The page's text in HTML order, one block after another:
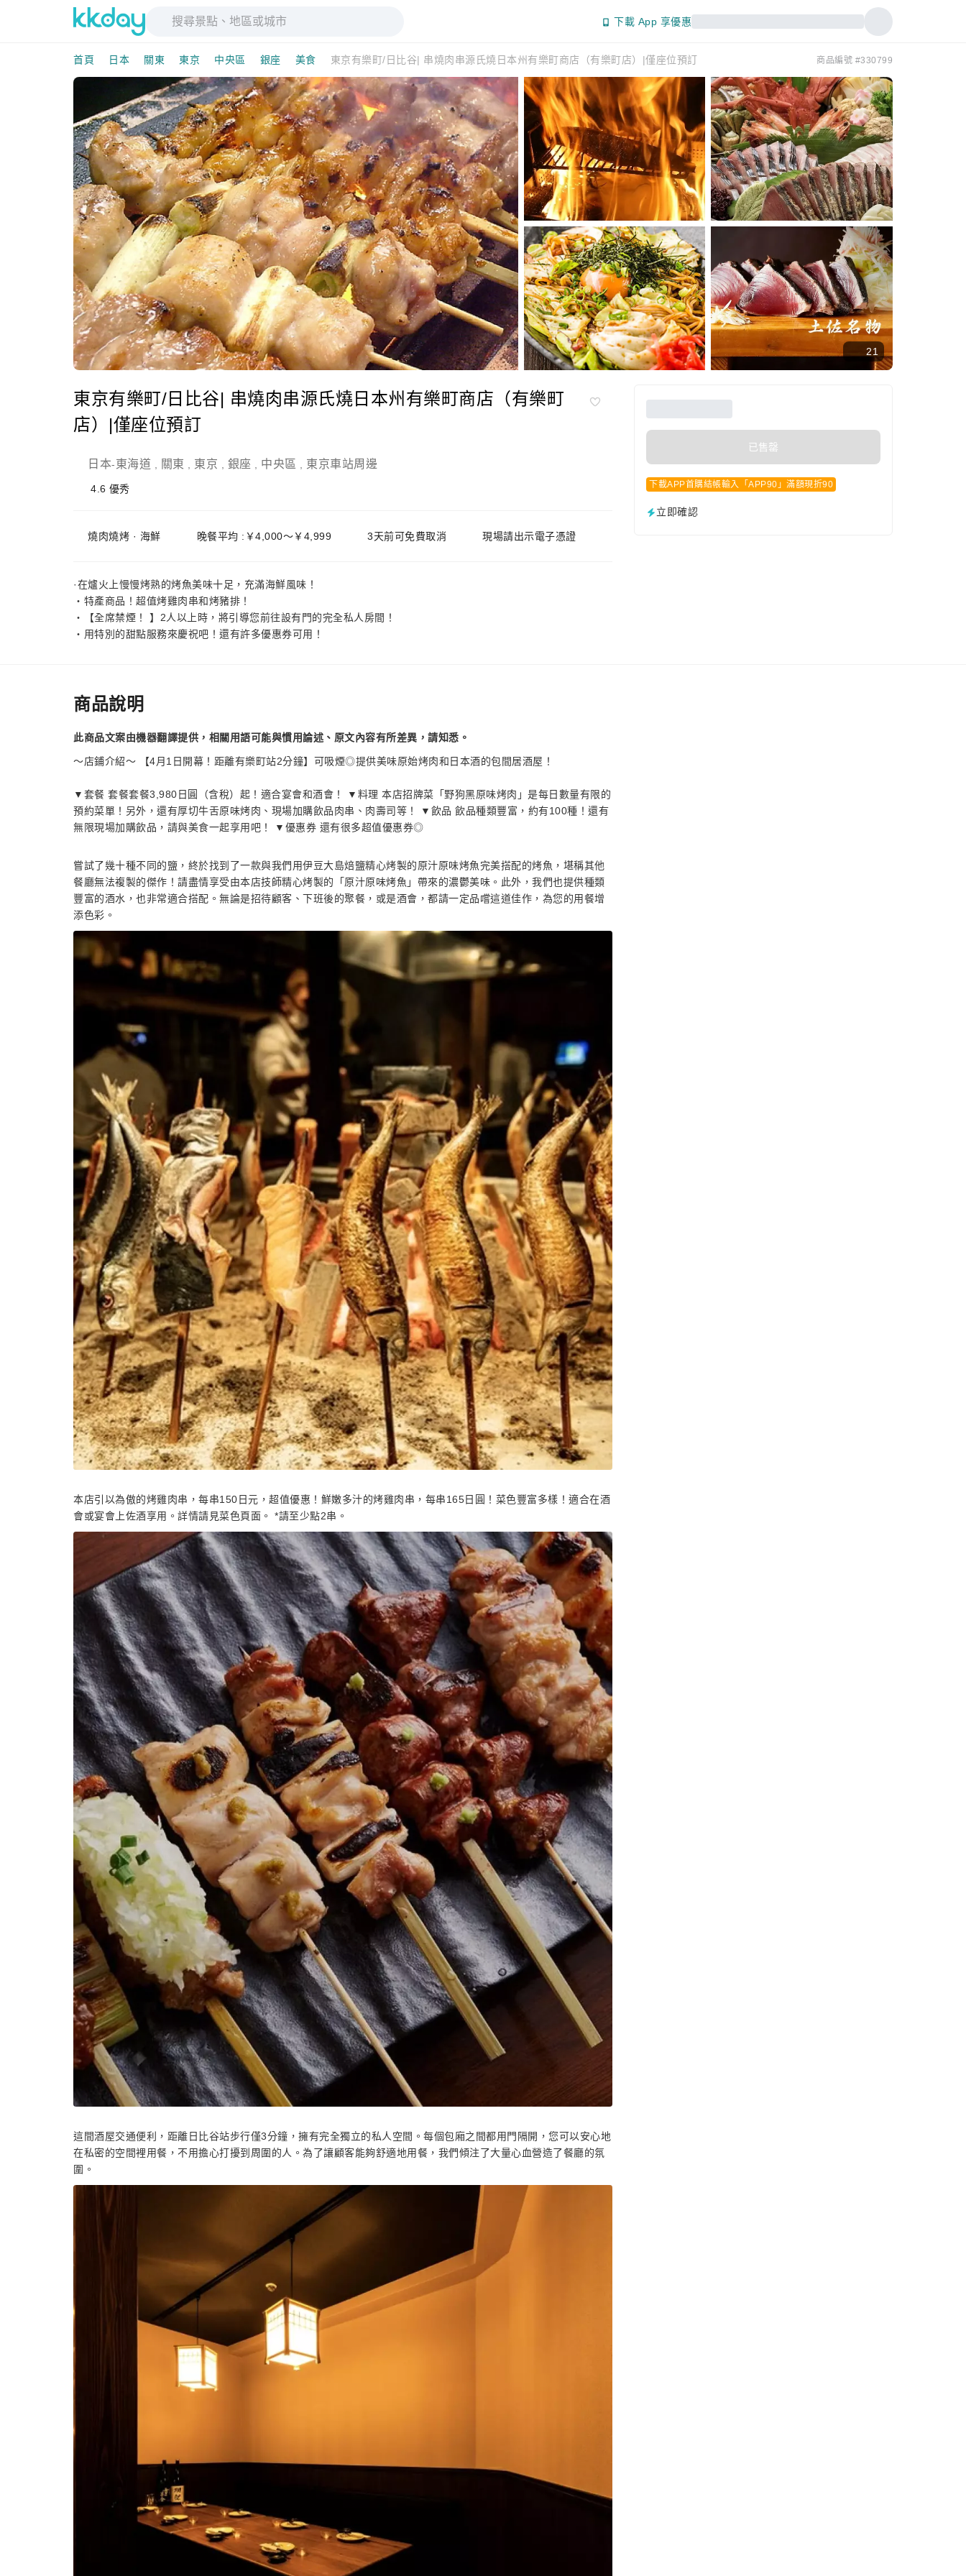
下載 App 享優惠
首頁 日本 關東 東京 中央區 銀座 美食 東京有樂町/日比谷| 串燒肉串源氏燒日本州有樂町商店（有樂町店）|僅座位預訂 商品編號 #330799
21
東京有樂町/日比谷| 串燒肉串源氏燒日本州有樂町商店（有樂町
店）|僅座位預訂
日本-東海道 關東 東京 銀座 中央區 東京車站周邊
4.6 優秀
燒肉燒烤 · 海鮮 晚餐平均 :￥4,000～￥4,999 3天前可免費取消 現場請出示電子憑證
·在爐火上慢慢烤熟的烤魚美味十足，充滿海鮮風味！
・特產商品！超值烤雞肉串和烤豬排！
・【全席禁煙！ 】2人以上時，將引導您前往設有門的完全私人房間！
・用特別的甜點服務來慶祝吧！還有許多優惠券可用！
已售罄
下載APP首購結帳輸入「APP90」滿額現折90
立即確認
商品說明
此商品文案由機器翻譯提供，相關用語可能與慣用論述、原文內容有所差異，請知悉。
～店鋪介紹～ 【4月1日開幕！距離有樂町站2分鐘】可吸煙◎提供美味原始烤肉和日本酒的包間居酒屋！
▼套餐 套餐套餐3,980日圓（含稅）起！適合宴會和酒會！ ▼料理 本店招牌菜「野狗黑原味烤肉」是每日數量有限的
預約菜單！另外，還有厚切牛舌原味烤肉、現場加購飲品肉串、肉壽司等！ ▼飲品 飲品種類豐富，約有100種！還有
無限現場加購飲品，請與美食一起享用吧！ ▼優惠券 還有很多超值優惠券◎
嘗試了幾十種不同的鹽，終於找到了一款與我們用伊豆大島焙鹽精心烤製的原汁原味烤魚完美搭配的烤魚，堪稱其他
餐廳無法複製的傑作！請盡情享受由本店技師精心烤製的「原汁原味烤魚」帶來的濃鬱美味。此外，我們也提供種類
豐富的酒水，也非常適合搭配。無論是招待顧客、下班後的聚餐，或是酒會，都請一定品嚐這道佳作，為您的用餐增
添色彩。
本店引以為傲的烤雞肉串，每串150日元，超值優惠！鮮嫩多汁的烤雞肉串，每串165日圓！菜色豐富多樣！適合在酒
會或宴會上佐酒享用。詳情請見菜色頁面。 *請至少點2串。
這間酒屋交通便利，距離日比谷站步行僅3分鐘，擁有完全獨立的私人空間。每個包廂之間都用門隔開，您可以安心地
在私密的空間裡用餐，不用擔心打擾到周圍的人。為了讓顧客能夠舒適地用餐，我們傾注了大量心血營造了餐廳的氛
圍。